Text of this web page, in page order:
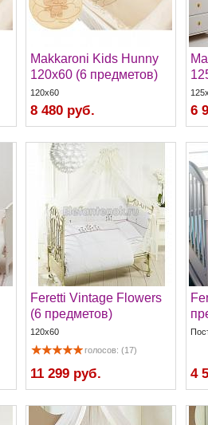
Makkaroni Kids Hunny
120х60 (6 предметов)
120x60
8 480 руб. 6
Feretti Vintage Flowers
(6 предметов)
120x60
голосов: (17)
11 299 руб. 4